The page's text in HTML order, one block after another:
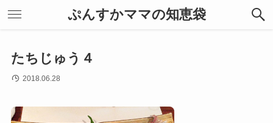
ぷんすかママの知恵袋
たちじゅう４
2018.06.28